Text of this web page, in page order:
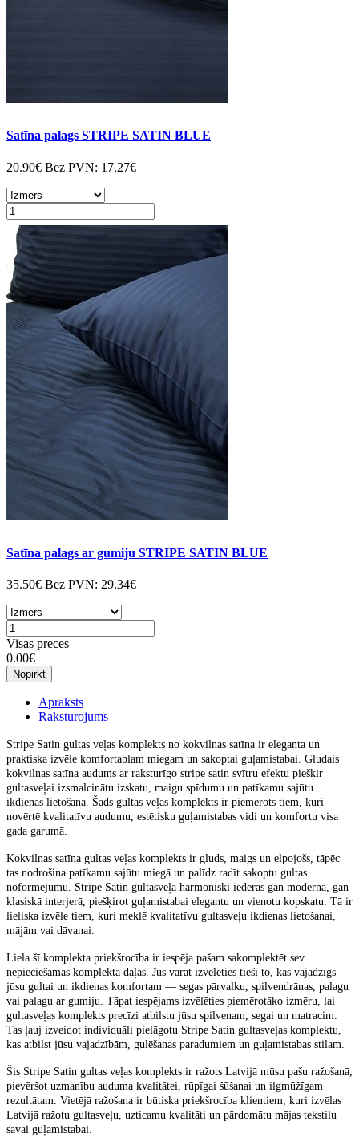
Satīna palags STRIPE SATIN BLUE
20.90€ Bez PVN: 17.27€
Satīna palags ar gumiju STRIPE SATIN BLUE
35.50€ Bez PVN: 29.34€
Visas preces
0.00€
Nopirkt
Apraksts
Raksturojums
Stripe Satin gultas veļas komplekts no kokvilnas satīna ir eleganta un
praktiska izvēle komfortablam miegam un sakoptai guļamistabai. Gludais
kokvilnas satīna audums ar raksturīgo stripe satin svītru efektu piešķir
gultasveļai izsmalcinātu izskatu, maigu spīdumu un patīkamu sajūtu
ikdienas lietošanā. Šāds gultas veļas komplekts ir piemērots tiem, kuri
novērtē kvalitatīvu audumu, estētisku guļamistabas vidi un komfortu visa
gada garumā.
Kokvilnas satīna gultas veļas komplekts ir gluds, maigs un elpojošs, tāpēc
tas nodrošina patīkamu sajūtu miegā un palīdz radīt sakoptu gultas
noformējumu. Stripe Satin gultasveļa harmoniski iederas gan modernā, gan
klasiskā interjerā, piešķirot guļamistabai elegantu un vienotu kopskatu. Tā ir
lieliska izvēle tiem, kuri meklē kvalitatīvu gultasveļu ikdienas lietošanai,
mājām vai dāvanai.
Liela šī komplekta priekšrocība ir iespēja pašam sakomplektēt sev
nepieciešamās komplekta daļas. Jūs varat izvēlēties tieši to, kas vajadzīgs
jūsu gultai un ikdienas komfortam — segas pārvalku, spilvendrānas, palagu
vai palagu ar gumiju. Tāpat iespējams izvēlēties piemērotāko izmēru, lai
gultasveļas komplekts precīzi atbilstu jūsu spilvenam, segai un matracim.
Tas ļauj izveidot individuāli pielāgotu Stripe Satin gultasveļas komplektu,
kas atbilst jūsu vajadzībām, gulēšanas paradumiem un guļamistabas stilam.
Šis Stripe Satin gultas veļas komplekts ir ražots Latvijā mūsu pašu ražošanā,
pievēršot uzmanību auduma kvalitātei, rūpīgai šūšanai un ilgmūžīgam
rezultātam. Vietējā ražošana ir būtiska priekšrocība klientiem, kuri izvēlas
Latvijā ražotu gultasveļu, uzticamu kvalitāti un pārdomātu mājas tekstilu
savai guļamistabai.